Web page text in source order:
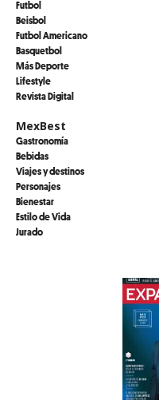
Futbol
Beisbol
Futbol Americano
Basquetbol
Más Deporte
Lifestyle
Revista Digital
MexBest
Gastronomía
Bebidas
Viajes y destinos
Personajes
Bienestar
Estilo de Vida
Jurado